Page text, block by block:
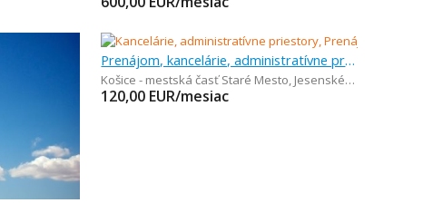
Prenájom, kancelárie, administratívne priestory, 120 m
Košice - mestská časť Staré Mesto, Jesenského 27
120,00 EUR/mesiac